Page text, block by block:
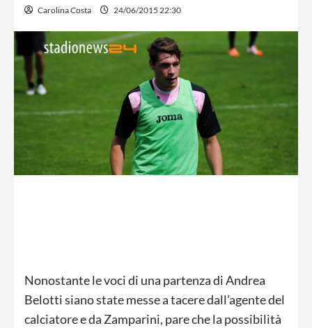
Carolina Costa 24/06/2015 22:30
Nonostante le voci di una partenza di Andrea
Belotti siano state messe a tacere dall’agente del
calciatore e da Zamparini, pare che la possibilità